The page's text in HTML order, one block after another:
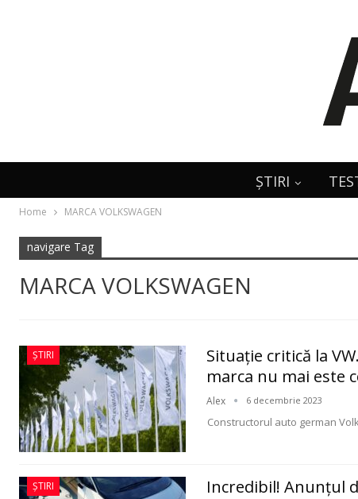
ȘTIRI
Home MARCA VOLKSWAGEN
navigare Tag
MARCA VOLKSWAGEN
ȘTIRI
Situație critică la
marca nu mai este
Alex 6 decembrie 2023
Constructorul auto german
ȘTIRI Incredibil! Anunţul